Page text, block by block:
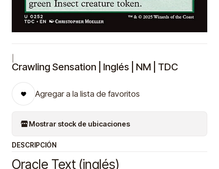
Crawling Sensation | Inglés | NM | TDC
Agregar a la lista de favoritos
Mostrar stock de ubicaciones
DESCRIPCIÓN
Oracle Text (inglés)